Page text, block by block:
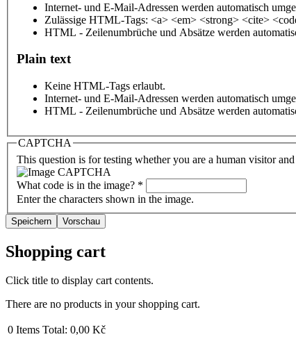
Internet- und E-Mail-Adressen werden automatisch
Zulässige HTML-Tags: <a> <em> <strong> <cite>
HTML - Zeilenumbrüche und Absätze werden
Plain text
Keine HTML-Tags erlaubt.
Internet- und E-Mail-Adressen werden automatisch
HTML - Zeilenumbrüche und Absätze werden
CAPTCHA
This question is for testing whether you are a human visitor
What code is in the image? *
Enter the characters shown in the image.
Shopping cart
Click title to display cart contents.
There are no products in your shopping cart.
0 Items Total: 0,00 Kč